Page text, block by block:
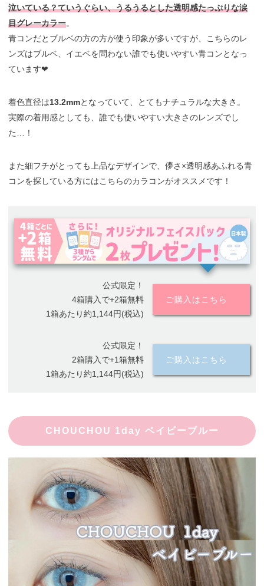
泣いている？ていうぐらい、うるうるとした透明感たっぷりな涙
目グレーカラー。
青コンだとブルベの方の方が使う印象が多いですが、こちらのレ
ンズはブルベ、イエベを問わない誰でも使いやすい青コンとなっ
ています❤︎
着色直径は13.2mmとなっていて、とてもナチュラルな大きさ。
実際の着用感としても、誰でも使いやすい大きさのレンズでし
た…！
また細フチがとっても上品なデザインで、儚さ×透明感あふれる青
コンを探している方にはこちらのカラコンがオススメです！
公式限定！
4箱購入で+2箱無料
1箱あたり約1,144円(税込)
ご購入はこちら
公式限定！
2箱購入で+1箱無料
1箱あたり約1,144円(税込)
ご購入はこちら
CHOUCHOU 1day ベイビーブルー